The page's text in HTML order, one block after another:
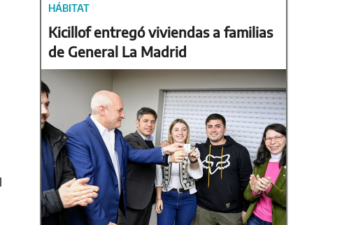
HÁBITAT
Kicillof entregó viviendas a familias
de General La Madrid